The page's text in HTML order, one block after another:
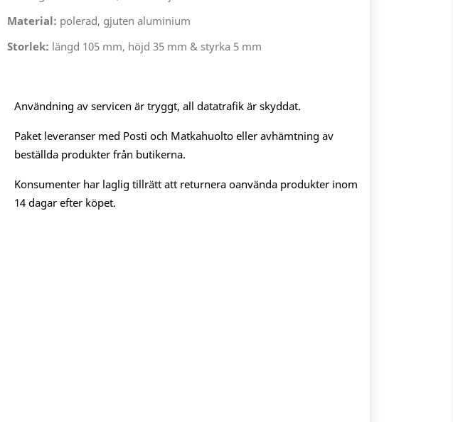
Material: polerad, gjuten aluminium
Storlek: längd 105 mm, höjd 35 mm & styrka 5 mm
Användning av servicen är tryggt, all datatrafik är skyddat.
Paket leveranser med Posti och Matkahuolto eller avhämtning av
beställda produkter från butikerna.
Konsumenter har laglig tillrätt att returnera oanvända produkter inom
14 dagar efter köpet.